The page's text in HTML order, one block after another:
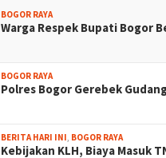
BOGOR RAYA
Warga Respek Bupati Bogor
BOGOR RAYA
Polres Bogor Gerebek
BERITA HARI INI BOGOR RAYA
Kebijakan KLH, Biaya Masuk